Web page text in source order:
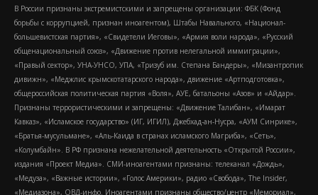
В России признаны экстремистскими и запрещены организации: ФБК (Фонд
борьбы с коррупцией, признан иноагентом), Штабы Навального, «Национал-
большевистская партия», «Свидетели Иеговы», «Армия воли народа», «Русский
общенациональный союз», «Движение против нелегальной иммиграции»,
«Правый сектор», УНА-УНСО, УПА, «Тризуб им. Степана Бандеры», «Мизантропик
дивижн», «Меджлис крымскотатарского народа», движение «Артподготовка»,
общероссийская политическая партия «Воля», АУЕ, батальоны «Азов» и «Айдар».
Признаны террористическими и запрещены: «Движение Талибан», «Имарат
Кавказ», «Исламское государство» (ИГ, ИГИЛ), Джебхад-ан-Нусра, «АУМ Синрике»,
«Братья-мусульмане», «Аль-Каида в странах исламского Магриба», «Сеть»,
«Колумбайн». В РФ признана нежелательной деятельность «Открытой России»,
издания «Проект Медиа». СМИ-иноагентами признаны: телеканал «Дождь»,
«Медуза», «Важные истории», «Голос Америки», радио «Свобода», The Insider,
«Медиазона», ОВД-инфо. Иноагентами признаны общество/центр «Мемориал»,